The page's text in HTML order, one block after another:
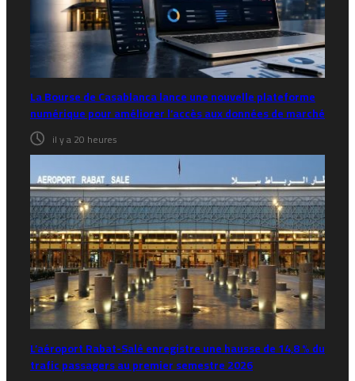
La Bourse de Casablanca lance une nouvelle plateforme
numérique pour améliorer l’accès aux données de marché
il y a 20 heures
L’aéroport Rabat-Salé enregistre une hausse de 14,8 % du
trafic passagers au premier semestre 2026